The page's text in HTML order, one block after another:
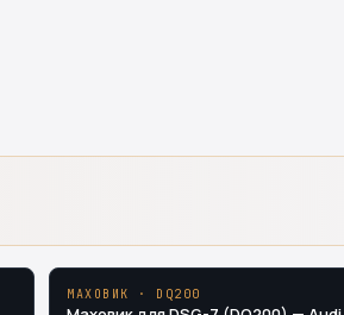
МАХОВИК · DQ200